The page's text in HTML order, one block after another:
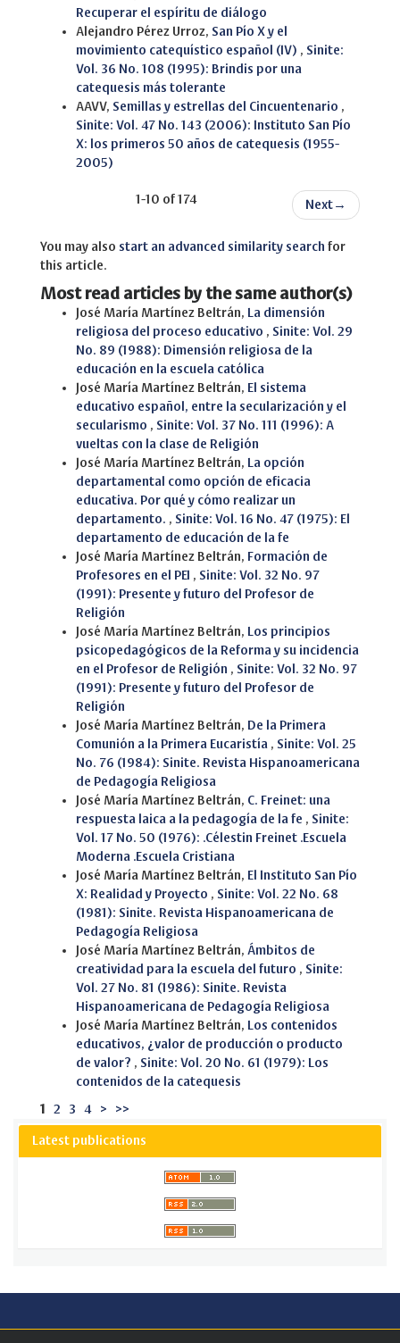
Recuperar el espíritu de diálogo
Alejandro Pérez Urroz, San Pío X y el
movimiento catequístico español (IV) , Sinite:
Vol. 36 No. 108 (1995): Brindis por una
catequesis más tolerante
AAVV, Semillas y estrellas del Cincuentenario ,
Sinite: Vol. 47 No. 143 (2006): Instituto San Pío
X: los primeros 50 años de catequesis (1955-
2005)
1-10 of 174 Next →
You may also start an advanced similarity search for
this article.
Most read articles by the same author(s)
José María Martínez Beltrán, La dimensión
religiosa del proceso educativo , Sinite: Vol. 29
No. 89 (1988): Dimensión religiosa de la
educación en la escuela católica
José María Martínez Beltrán, El sistema
educativo español, entre la secularización y el
secularismo , Sinite: Vol. 37 No. 111 (1996): A
vueltas con la clase de Religión
José María Martínez Beltrán, La opción
departamental como opción de eficacia
educativa. Por qué y cómo realizar un
departamento. , Sinite: Vol. 16 No. 47 (1975): El
departamento de educación de la fe
José María Martínez Beltrán, Formación de
Profesores en el PEI , Sinite: Vol. 32 No. 97
(1991): Presente y futuro del Profesor de
Religión
José María Martínez Beltrán, Los principios
psicopedagógicos de la Reforma y su incidencia
en el Profesor de Religión , Sinite: Vol. 32 No. 97
(1991): Presente y futuro del Profesor de
Religión
José María Martínez Beltrán, De la Primera
Comunión a la Primera Eucaristía , Sinite: Vol. 25
No. 76 (1984): Sinite. Revista Hispanoamericana
de Pedagogía Religiosa
José María Martínez Beltrán, C. Freinet: una
respuesta laica a la pedagogía de la fe , Sinite:
Vol. 17 No. 50 (1976): .Célestin Freinet .Escuela
Moderna .Escuela Cristiana
José María Martínez Beltrán, El Instituto San Pío
X: Realidad y Proyecto , Sinite: Vol. 22 No. 68
(1981): Sinite. Revista Hispanoamericana de
Pedagogía Religiosa
José María Martínez Beltrán, Ámbitos de
creatividad para la escuela del futuro , Sinite:
Vol. 27 No. 81 (1986): Sinite. Revista
Hispanoamericana de Pedagogía Religiosa
José María Martínez Beltrán, Los contenidos
educativos, ¿valor de producción o producto
de valor? , Sinite: Vol. 20 No. 61 (1979): Los
contenidos de la catequesis
1 2 3 4 > >>
Latest publications